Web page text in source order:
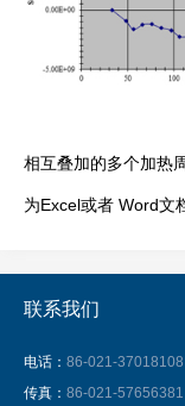
相互叠加的多个加热
为Excel或者 Word文
联系我们
电话： 86-021-37018108
传真： 86-021-57656381